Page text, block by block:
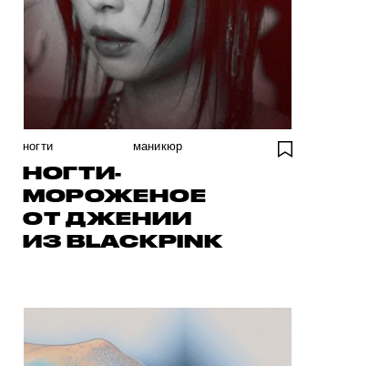
ногти маникюр
НОГТИ-
МОРОЖЕНОЕ
ОТ ДЖЕНИИ
ИЗ BLACKPINK